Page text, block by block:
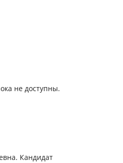
не доступны.
Кандидат